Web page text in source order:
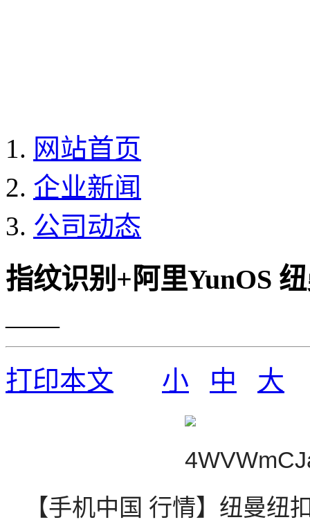
网站首页
企业新闻
公司动态
指纹识别+阿里YunOS
——
打印本文
小 中 大
【手机中国 行情】纽曼纽